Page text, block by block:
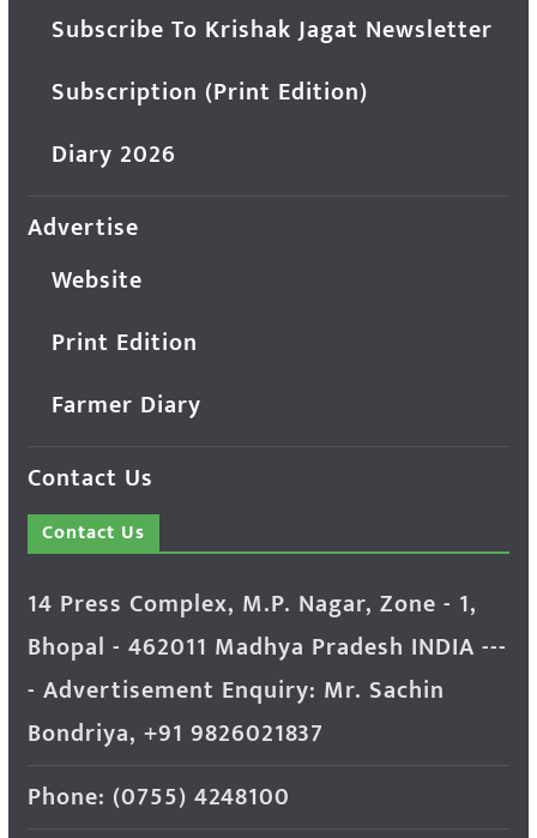
Subscribe To Krishak Jagat Newsletter
Subscription (Print Edition)
Diary 2026
Advertise
Website
Print Edition
Farmer Diary
Contact Us
Contact Us
14 Press Complex, M.P. Nagar, Zone - 1,
Bhopal - 462011 Madhya Pradesh INDIA ---
- Advertisement Enquiry: Mr. Sachin
Bondriya, +91 9826021837
Phone: (0755) 4248100